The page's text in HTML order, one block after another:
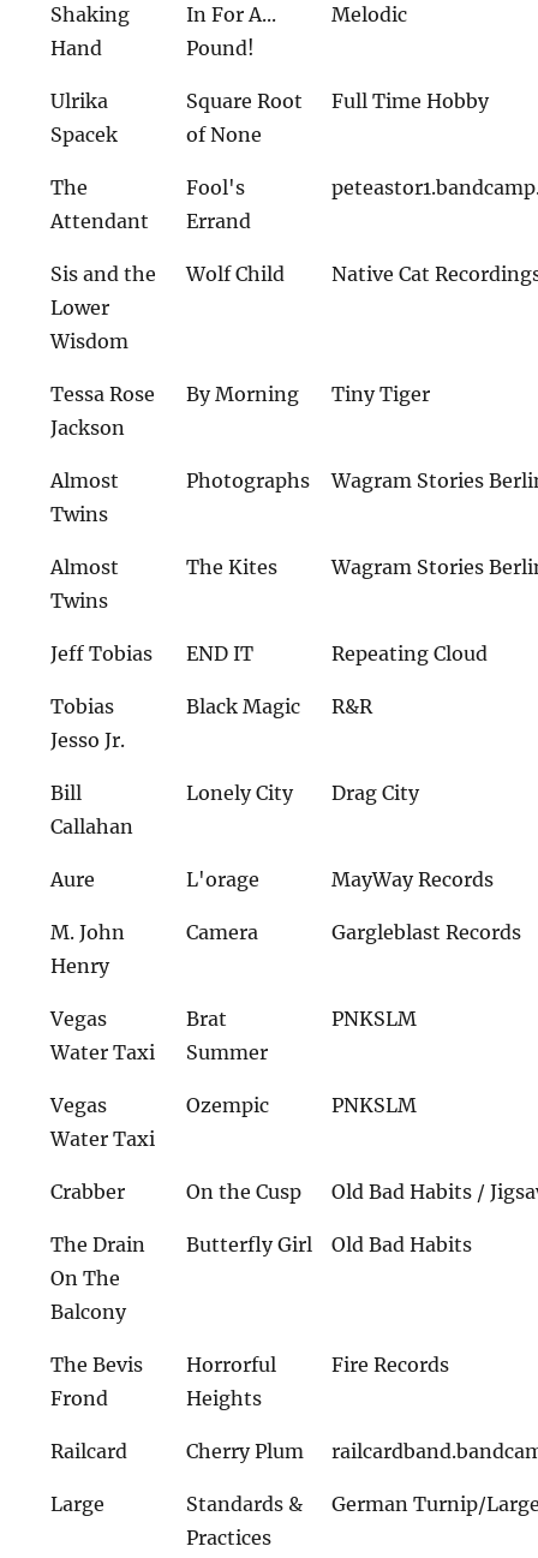
Shaking
Hand
In For A...
Pound!
Melodic
Ulrika
Spacek
Square Root
of None
Full Time Hobby
The
Attendant
Fool's
Errand
Sis and the
Lower
Wisdom
Wolf Child Native Cat
Tessa Rose
Jackson
By Morning Tiny Tiger
Almost
Twins
Photographs Wagram Stories
Almost
Twins
The Kites Wagram Stories
Jeff Tobias END IT Repeating Cloud
Tobias
Jesso Jr.
Black Magic R&R
Bill
Callahan
Lonely City Drag City
Aure L'orage MayWay Records
M. John
Henry
Camera Gargleblast Records
Vegas
Water Taxi
Brat
Summer
PNKSLM
Vegas
Water Taxi
Ozempic PNKSLM
Crabber On the Cusp Old Bad Habits /
The Drain
On The
Balcony
Butterfly Girl Old Bad Habits
The Bevis
Frond
Horrorful
Heights
Fire Records
Railcard Cherry Plum
Large
Standards &
Practices
German Turnip/